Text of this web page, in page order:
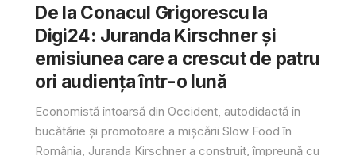
De la Conacul Grigorescu la
Digi24: Juranda Kirschner și
emisiunea care a crescut de patru
ori audiența într-o lună
Economistă întoarsă din Occident, autodidactă în
bucătărie și promotoare a mișcării Slow Food în
România, Juranda Kirschner a construit, împreună cu